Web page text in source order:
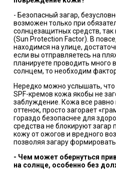
- Безопасный загар,
возможен только при
солнцезащитных средств,
(Sun Protection Factor). В
находимся на улице,
если вы отправляетесь на
планируете проводить много
солнцем, то необходим
Нередко можно услышать,
SPF-кремов кожа якобы не
заблуждение. Кожа все равно
оттенок, просто загорает
гораздо безопаснее для
средства не блокируют
кожу от ожогов и вредного
позволяя загару
- Чем может обернуться
на солнце, особенно без